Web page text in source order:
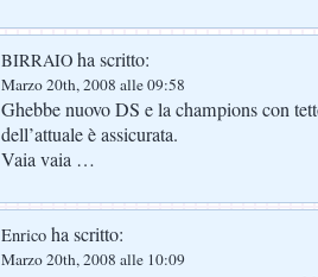
BIRRAIO ha scritto:
Marzo 20th, 2008 alle 09:58
Ghebbe nuovo DS e la champions con
dell’attuale è assicurata.
Vaia vaia …
Enrico ha scritto:
Marzo 20th, 2008 alle 10:09